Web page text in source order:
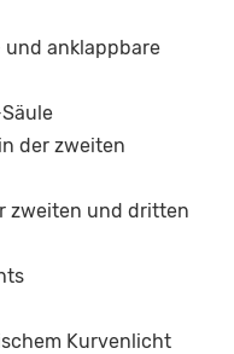
anklappbare
der zweiten
zweiten und dritten
Kurvenlicht